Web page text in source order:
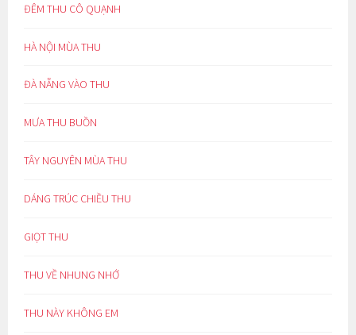
ĐÊM THU CÔ QUẠNH
HÀ NỘI MÙA THU
ĐÀ NẴNG VÀO THU
MƯA THU BUỒN
TÂY NGUYÊN MÙA THU
DÁNG TRÚC CHIỀU THU
GIỌT THU
THU VỀ NHUNG NHỚ
THU NÀY KHÔNG EM